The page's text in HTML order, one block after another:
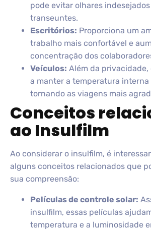
pode evitar olhares
transeuntes.
Escritórios: Proporciona um
trabalho mais confortável e
concentração dos
Veículos: Além da
a manter a temperatura interna
tornando as viagens mais
Conceitos
ao Insulfilm
Ao considerar o insulfilm, é
alguns conceitos relacionados que
sua compreensão:
Películas de controle solar:
insulfilm, essas películas
temperatura e a luminosidade